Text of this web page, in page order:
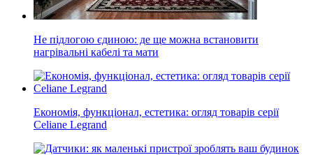
Не підлогою єдиною: де ще можна встановити
нагрівальні кабелі та мати
Економія, функціонал, естетика: огляд товарів серії
Celiane Legrand